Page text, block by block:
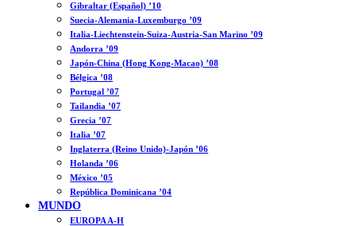
Gibraltar (Español) ’10
Suecia-Alemania-Luxemburgo ’09
Italia-Liechtenstein-Suiza-Austria-San Marino ’09
Andorra ’09
Japón-China (Hong Kong-Macao) ’08
Bélgica ’08
Portugal ’07
Tailandia ’07
Grecia ’07
Italia ’07
Inglaterra (Reino Unido)-Japón ’06
Holanda ’06
México ’05
República Dominicana ’04
MUNDO
EUROPA A-H